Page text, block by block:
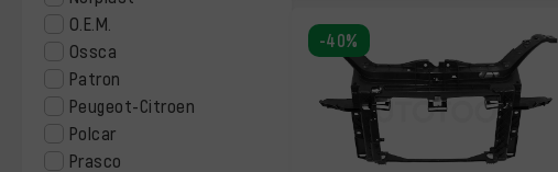
O.E.M.
Ossca
Patron
Peugeot-Citroen
Polcar
Prasco
-40%